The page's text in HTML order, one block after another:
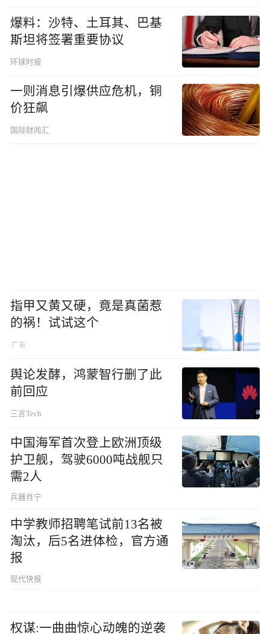
爆料：沙特、土耳其、巴基
斯坦将签署重要协议
环球时报
一则消息引爆供应危机，铜
价狂飙
国际财闻汇
指甲又黄又硬，竟是真菌惹
的祸！试试这个
舆论发酵，鸿蒙智行删了此
前回应
三言Tech
中国海军首次登上欧洲顶级
护卫舰，驾驶6000吨战舰只
需2人
兵器肖宁
中学教师招聘笔试前13名被
淘汰，后5名进体检，官方通
报
现代快报
权谋:一曲曲惊心动魄的逆袭